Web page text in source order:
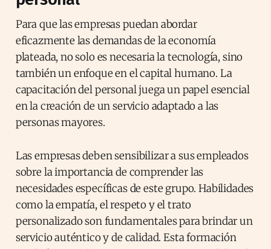
Para que las empresas puedan abordar
eficazmente las demandas de la economía
plateada, no solo es necesaria la tecnología, sino
también un enfoque en el capital humano. La
capacitación del personal juega un papel esencial
en la creación de un servicio adaptado a las
personas mayores.
Las empresas deben sensibilizar a sus empleados
sobre la importancia de comprender las
necesidades específicas de este grupo. Habilidades
como la empatía, el respeto y el trato
personalizado son fundamentales para brindar un
servicio auténtico y de calidad. Esta formación